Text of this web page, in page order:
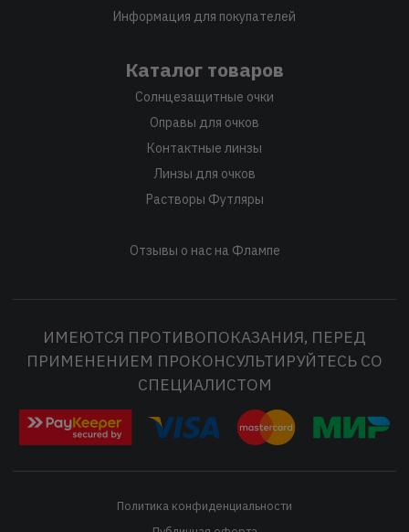
Информация для покупателей
Каталог товаров
Солнцезащитные очки
Оправы для очков
Контактные линзы
Линзы для очков
Растворы Футляры
Отзывы о нас на Флампе
ИМЕЮТСЯ ПРОТИВОПОКАЗАНИЯ, ПЕРЕД
ПРИМЕНЕНИЕМ ПРОКОНСУЛЬТИРУЙТЕСЬ СО
СПЕЦИАЛИСТОМ
Политика конфиденциальности